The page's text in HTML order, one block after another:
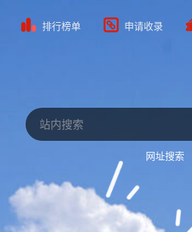
排行榜单 申请收录
网址搜索